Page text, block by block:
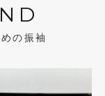
の振袖